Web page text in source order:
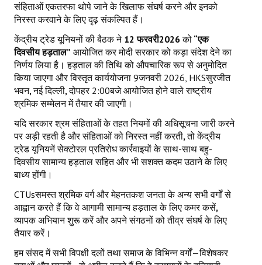
संहिताओं एकतरफा थोपे जाने के खिलाफ संघर्ष करने और इनको
निरस्त करवाने के लिए दृढ़ संकल्पित हैं।
केंद्रीय ट्रेड यूनियनों की बैठक ने 12फरवरी2026को “एक
दिवसीय हड़ताल” आयोजित कर मोदी सरकार को कड़ा संदेश देने का
निर्णय लिया है। हड़ताल की तिथि को औपचारिक रूप से अनुमोदित
किया जाएगा और विस्तृत कार्ययोजना 9जनवरी 2026, HKSसुरजीत
भवन,नई दिल्ली,दोपहर 2:00बजे आयोजित होने वाले राष्ट्रीय
श्रमिक सम्मेलन में तैयार की जाएगी।
यदि सरकार श्रम संहिताओं के तहत नियमों की अधिसूचना जारी करने
पर अड़ी रहती है और संहिताओं को निरस्त नहीं करती,तो केंद्रीय
ट्रेड यूनियनें सेक्टोरल प्रतिरोध कार्रवाइयों के साथ-साथ बहु-
दिवसीय सामान्य हड़ताल सहित और भी सशक्त कदम उठाने के लिए
बाध्य होंगी।
CTUsसमस्त श्रमिक वर्ग और मेहनतकश जनता के अन्य सभी वर्गों से
आह्वान करते हैं कि वे आगामी सामान्य हड़ताल के लिए कमर कसें,
व्यापक अभियान शुरू करें और अपने संगठनों को तीव्र संघर्ष के लिए
तैयार करें।
हम संसद में सभी विपक्षी दलों तथा समाज के विभिन्न वर्गों—विशेषकर